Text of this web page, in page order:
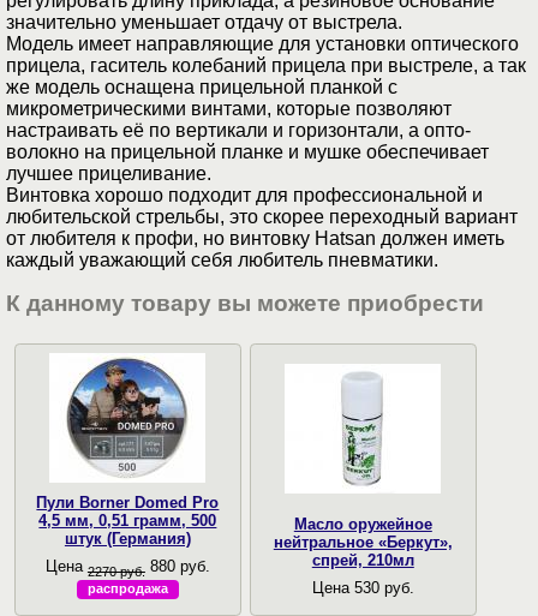
значительно уменьшает отдачу от выстрела.
Модель имеет направляющие для установки оптического
прицела, гаситель колебаний прицела при выстреле, а так
же модель оснащена прицельной планкой с
микрометрическими винтами, которые позволяют
настраивать её по вертикали и горизонтали, а опто-
волокно на прицельной планке и мушке обеспечивает
лучшее прицеливание.
Винтовка хорошо подходит для профессиональной и
любительской стрельбы, это скорее переходный вариант
от любителя к профи, но винтовку Hatsan должен иметь
каждый уважающий себя любитель пневматики.
К данному товару вы можете приобрести
Пули Borner Domed Pro
4,5 мм, 0,51 грамм, 500
штук (Германия)
Цена 2270 руб. 880 руб.
распродажа
Масло оружейное
нейтральное «Беркут»,
спрей, 210мл
Цена 530 руб.